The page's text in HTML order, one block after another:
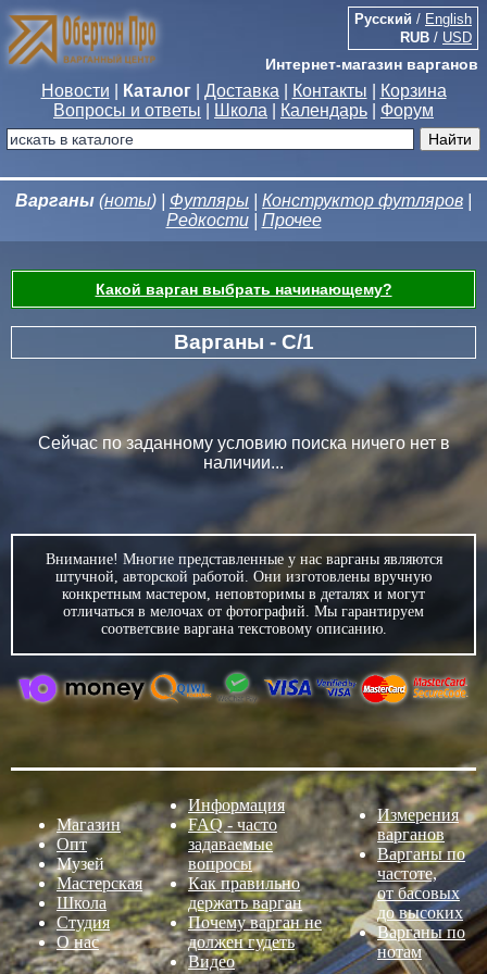
Интернет-магазин варганов
Русский / English
RUB / USD
Новости Каталог| Доставка Контакты
Корзина
Вопросы и ответы
Школа Календарь Форум
Варганы (ноты) | Футляры Конструктор футляров
Редкости| Прочее
Какой варган выбрать начинающему?
Варганы - C/1
Сейчас по заданному условию поиска ничего нет в
наличии...
Внимание! Многие представленные у нас варганы являются
штучной, авторской работой. Они изготовлены вручную
конкретным мастером, неповторимы в деталях и могут
отличаться в мелочах от фотографий. Мы гарантируем
соответсвие варгана текстовому описанию.
Магазин
Опт
Музей
Мастерская
Школа
Студия
О нас
Информация
FAQ - часто
задаваемые
вопросы
Как правильно
держать варган
Почему варган не
должен гудеть
Видео
Измерения
варганов
Варганы по
частоте,
от басовых
до высоких
Варганы по
нотам